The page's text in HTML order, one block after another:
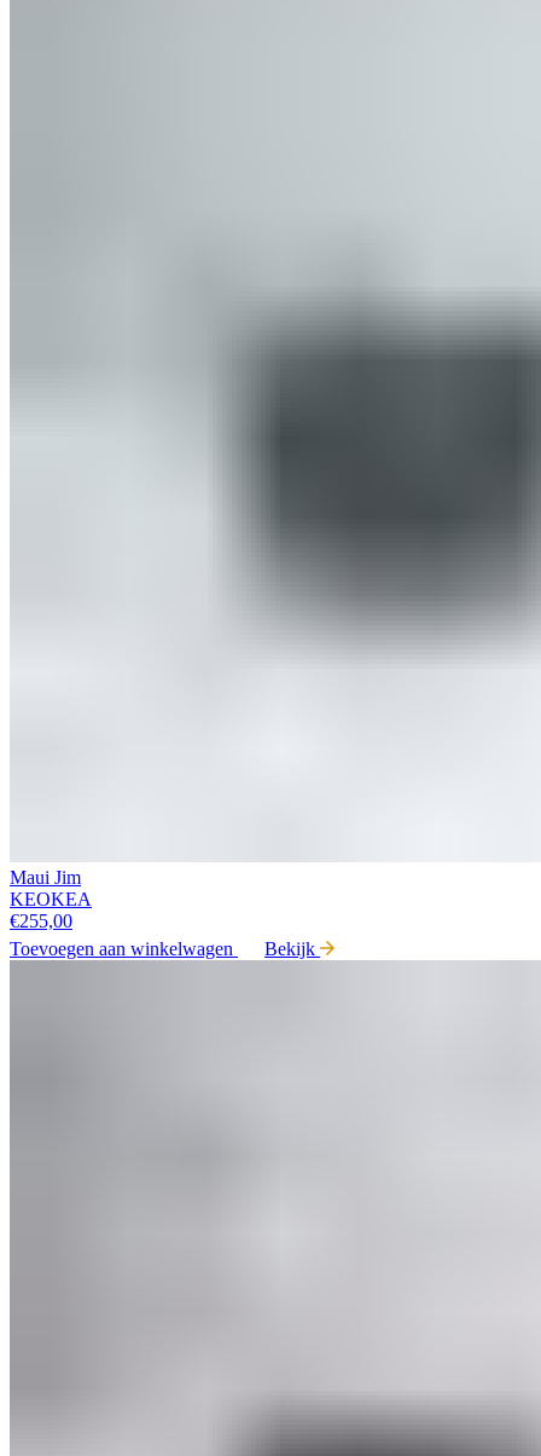
Maui Jim
KEOKEA
€255,00
Toevoegen aan winkelwagen
Bekijk